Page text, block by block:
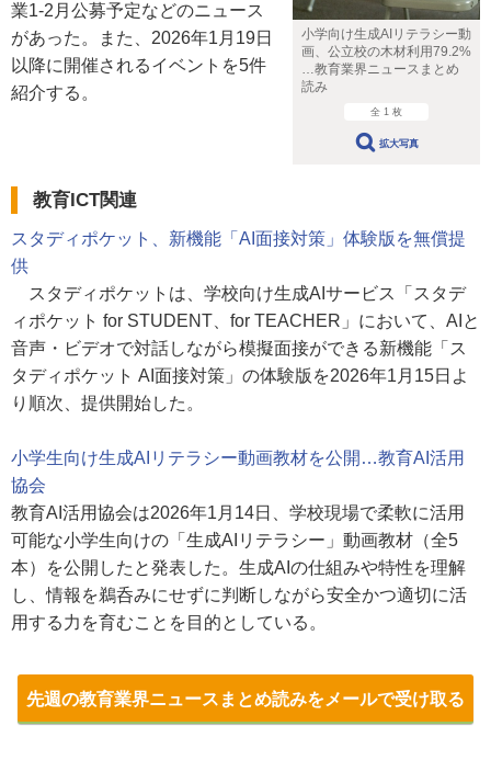
小学向け生成AIリテラシー動
画、公立校の木材利用79.2%
…教育業界ニュースまとめ
読み
全 1 枚
拡大写真
業1-2月公募予定などのニュース
があった。また、2026年1月19日
以降に開催されるイベントを5件
紹介する。
教育ICT関連
スタディポケット、新機能「AI面接対策」体験版を無償提
供
スタディポケットは、学校向け生成AIサービス「スタデ
ィポケット for STUDENT、for TEACHER」において、AIと
音声・ビデオで対話しながら模擬面接ができる新機能「ス
タディポケット AI面接対策」の体験版を2026年1月15日よ
り順次、提供開始した。
小学生向け生成AIリテラシー動画教材を公開…教育AI活用
協会
教育AI活用協会は2026年1月14日、学校現場で柔軟に活用
可能な小学生向けの「生成AIリテラシー」動画教材（全5
本）を公開したと発表した。生成AIの仕組みや特性を理解
し、情報を鵜呑みにせずに判断しながら安全かつ適切に活
用する力を育むことを目的としている。
先週の教育業界ニュースまとめ読みをメールで受け取る